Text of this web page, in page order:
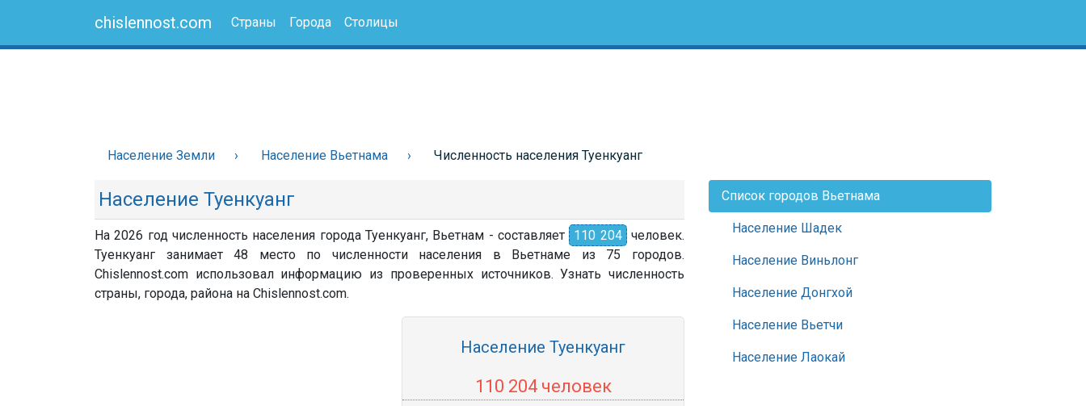
chislennost.com Страны Города Столицы
Население Земли Население Вьетнама Численность населения Туенкуанг
Население Туенкуанг
На 2026 год численность населения города Туенкуанг, Вьетнам - составляет 110 204 человек.
Туенкуанг занимает 48 место по численности населения в Вьетнаме из 75 городов.
Chislennost.com использовал информацию из проверенных источников. Узнать численность
страны, города, района на Chislennost.com.
Население Туенкуанг
110 204 человек
Список городов Вьетнама
Население Шадек
Население Виньлонг
Население Донгхой
Население Вьетчи
Население Лаокай